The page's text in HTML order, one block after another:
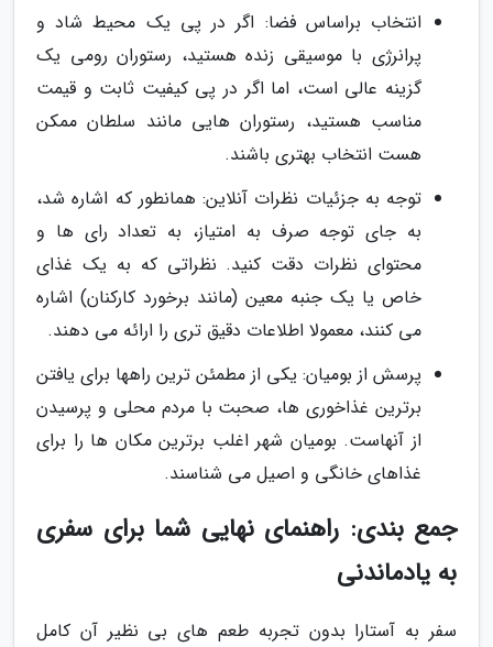
انتخاب براساس فضا: اگر در پی یک محیط شاد و
پرانرژی با موسیقی زنده هستید، رستوران رومی یک
گزینه عالی است، اما اگر در پی کیفیت ثابت و قیمت
مناسب هستید، رستوران هایی مانند سلطان ممکن
هست انتخاب بهتری باشند.
توجه به جزئیات نظرات آنلاین: همانطور که اشاره شد،
به جای توجه صرف به امتیاز، به تعداد رای ها و
محتوای نظرات دقت کنید. نظراتی که به یک غذای
خاص یا یک جنبه معین (مانند برخورد کارکنان) اشاره
می کنند، معمولا اطلاعات دقیق تری را ارائه می دهند.
پرسش از بومیان: یکی از مطمئن ترین راهها برای یافتن
برترین غذاخوری ها، صحبت با مردم محلی و پرسیدن
از آنهاست. بومیان شهر اغلب برترین مکان ها را برای
غذاهای خانگی و اصیل می شناسند.
جمع بندی: راهنمای نهایی شما برای سفری
به یادماندنی
سفر به آستارا بدون تجربه طعم های بی نظیر آن کامل